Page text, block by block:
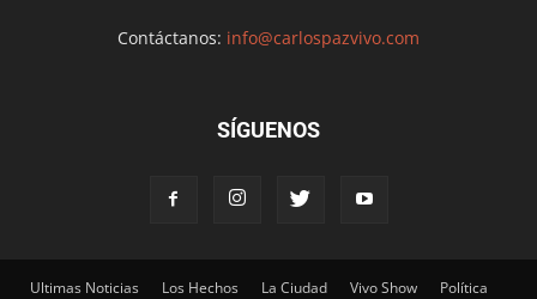
Contáctanos: info@carlospazvivo.com
SÍGUENOS
Ultimas Noticias Los Hechos La Ciudad Vivo Show
Política